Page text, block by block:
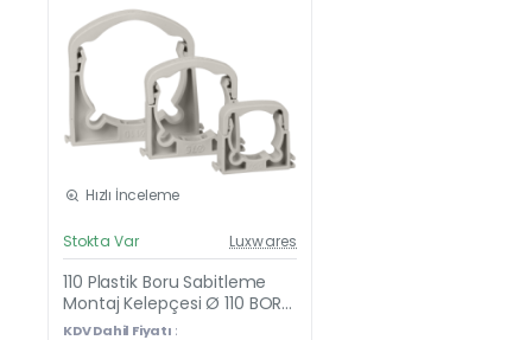
Hızlı İnceleme
Yeni Ürün
Stokta Var Luxwares
110 Plastik Boru Sabitleme
Montaj Kelepçesi Ø 110 BORU
İNİŞ KELEPÇESİ - 100 adetli 1
KDV Dahil Fiyatı :